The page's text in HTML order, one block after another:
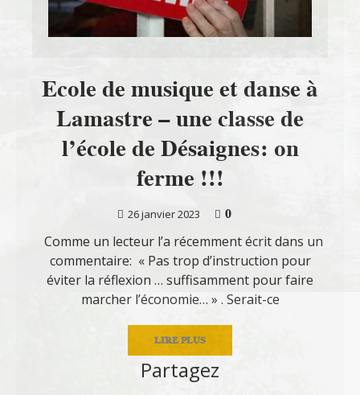
Ecole de musique et danse à
Lamastre – une classe de
l’école de Désaignes: on
ferme !!!
26 janvier 2023
0
Comme un lecteur l’a récemment écrit dans un
commentaire: « Pas trop d’instruction pour
éviter la réflexion … suffisamment pour faire
marcher l’économie… » . Serait-ce
LIRE PLUS
Partagez